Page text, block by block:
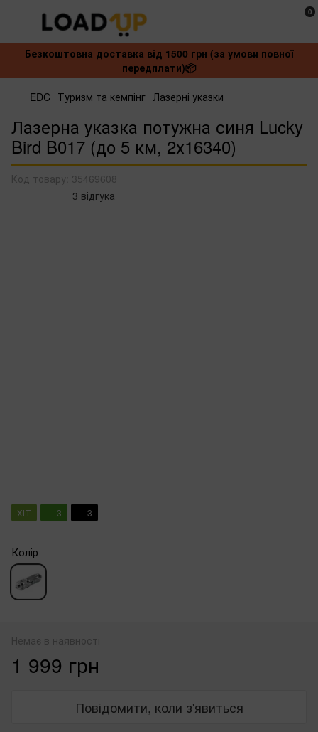
0
Безкоштовна доставка від 1500 грн (за умови повної
передплати)📦
EDC Туризм та кемпінг Лазерні указки
Лазерна указка потужна синя Lucky
Bird B017 (до 5 км, 2х16340)
Код товару: 35469608
3 відгука
ХІТ 3 3
Колір
Немає в наявності
1 999 грн
Повідомити, коли з'явиться